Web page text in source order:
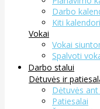
Darbo
Kiti
Vokai
Vokai
Spalvoti
Darbo stalui
Dėtuvės ir
Dėtuvės
Patiesalai